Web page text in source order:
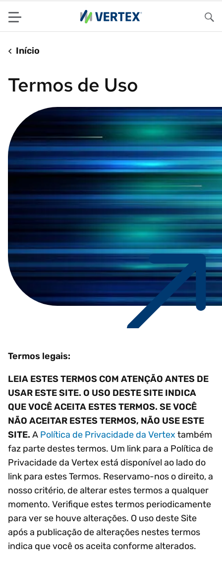
Menu
Início
Termos de Uso
Termos legais:
LEIA ESTES TERMOS COM ATENÇÃO ANTES DE
USAR ESTE SITE. O USO DESTE SITE INDICA
QUE VOCÊ ACEITA ESTES TERMOS. SE VOCÊ
NÃO ACEITAR ESTES TERMOS, NÃO USE ESTE
SITE. A Política de Privacidade da Vertex também
faz parte destes termos. Um link para a Política de
Privacidade da Vertex está disponível ao lado do
link para estes Termos. Reservamo-nos o direito, a
nosso critério, de alterar estes termos a qualquer
momento. Verifique estes termos periodicamente
para ver se houve alterações. O uso deste Site
após a publicação de alterações nestes termos
indica que você os aceita conforme alterados.